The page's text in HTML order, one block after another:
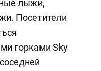
лыжи,
Посетители
горками Sky